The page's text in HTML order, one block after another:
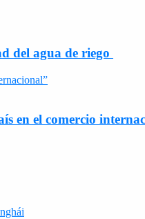
del agua de riego
en el comercio